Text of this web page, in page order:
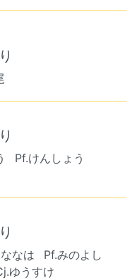
Pf.けんしょう
なは
Pf.みのよし
ゆうすけ